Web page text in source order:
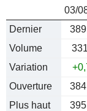
03/
Dernier
Volume
Variation
Ouverture
Plus haut